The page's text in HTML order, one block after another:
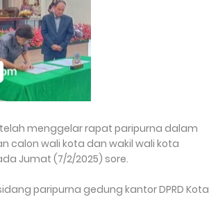
telah menggelar rapat paripurna dalam
calon wali kota dan wakil wali kota
Jumat (7/2/2025) sore.
paripurna gedung kantor DPRD Kota